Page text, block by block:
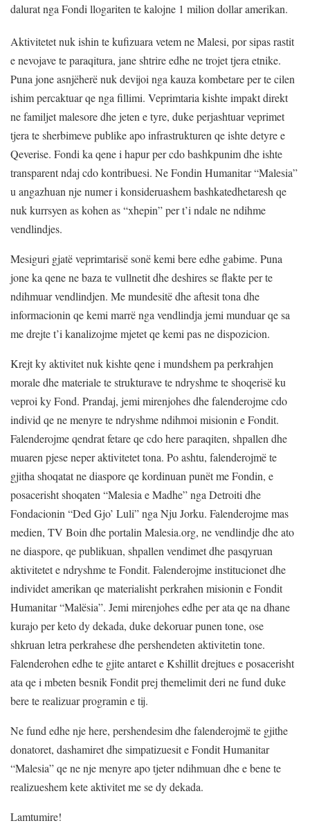
dalurat nga Fondi llogariten te kalojne 1 milion dollar amerikan.
Aktivitetet nuk ishin te kufizuara vetem ne Malesi, por sipas rastit
e nevojave te paraqitura, jane shtrire edhe ne trojet tjera etnike.
Puna jone asnjëherë nuk devijoi nga kauza kombetare per te cilen
ishim percaktuar qe nga fillimi. Veprimtaria kishte impakt direkt
ne familjet malesore dhe jeten e tyre, duke perjashtuar veprimet
tjera te sherbimeve publike apo infrastrukturen qe ishte detyre e
Qeverise. Fondi ka qene i hapur per cdo bashkpunim dhe ishte
transparent ndaj cdo kontribuesi. Ne Fondin Humanitar “Malesia”
u angazhuan nje numer i konsideruashem bashkatedhetaresh qe
nuk kurrsyen as kohen as “xhepin” per t’i ndale ne ndihme
vendlindjes.
Mesiguri gjatë veprimtarisë sonë kemi bere edhe gabime. Puna
jone ka qene ne baza te vullnetit dhe deshires se flakte per te
ndihmuar vendlindjen. Me mundesitë dhe aftesit tona dhe
informacionin qe kemi marrë nga vendlindja jemi munduar qe sa
me drejte t’i kanalizojme mjetet qe kemi pas ne dispozicion.
Krejt ky aktivitet nuk kishte qene i mundshem pa perkrahjen
morale dhe materiale te strukturave te ndryshme te shoqerisë ku
veproi ky Fond. Prandaj, jemi mirenjohes dhe falenderojme cdo
individ qe ne menyre te ndryshme ndihmoi misionin e Fondit.
Falenderojme qendrat fetare qe cdo here paraqiten, shpallen dhe
muaren pjese neper aktivitetet tona. Po ashtu, falenderojmë te
gjitha shoqatat ne diaspore qe kordinuan punët me Fondin, e
posacerisht shoqaten “Malesia e Madhe” nga Detroiti dhe
Fondacionin “Ded Gjo’ Luli” nga Nju Jorku. Falenderojme mas
medien, TV Boin dhe portalin Malesia.org, ne vendlindje dhe ato
ne diaspore, qe publikuan, shpallen vendimet dhe pasqyruan
aktivitetet e ndryshme te Fondit. Falenderojme institucionet dhe
individet amerikan qe materialisht perkrahen misionin e Fondit
Humanitar “Malësia”. Jemi mirenjohes edhe per ata qe na dhane
kurajo per keto dy dekada, duke dekoruar punen tone, ose
shkruan letra perkrahese dhe pershendeten aktivitetin tone.
Falenderohen edhe te gjite antaret e Kshillit drejtues e posacerisht
ata qe i mbeten besnik Fondit prej themelimit deri ne fund duke
bere te realizuar programin e tij.
Ne fund edhe nje here, pershendesim dhe falenderojmë te gjithe
donatoret, dashamiret dhe simpatizuesit e Fondit Humanitar
“Malesia” qe ne nje menyre apo tjeter ndihmuan dhe e bene te
realizueshem kete aktivitet me se dy dekada.
Lamtumire!